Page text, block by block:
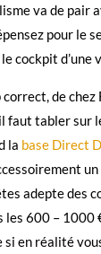
va de pair
pour le
cockpit d’une
de chez
faut tabler sur
la base Direct
adepte des
les 600 – 1000
si en réalité